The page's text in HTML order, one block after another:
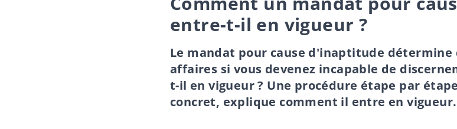
entre-t-il en vigueur ?
Le mandat pour cause d'inaptitude détermine
affaires si vous devenez incapable de
t-il en vigueur ? Une procédure étape par
concret, explique comment il entre en vigueur.